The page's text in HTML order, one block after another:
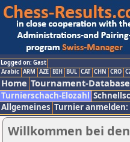
Logged on: Gast
Arabic ARM AZE BIH BUL CAT CHN CRO
Home Tournament-Database
Turnierschach-Elozahl
Allgemeines Turnier anmelden:
Willkommen bei